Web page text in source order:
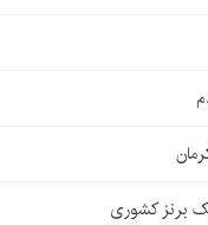
برنز کشوری